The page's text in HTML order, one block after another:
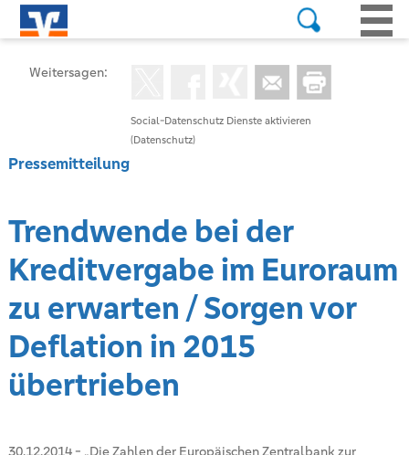
Social-Datenschutz Dienste aktivieren
(Datenschutz)
Weitersagen:
Pressemitteilung
Trendwende bei der
Kreditvergabe im Euroraum
zu erwarten / Sorgen vor
Deflation in 2015
übertrieben
30.12.2014- „Die Zahlen der Europäischen Zentralbank zur